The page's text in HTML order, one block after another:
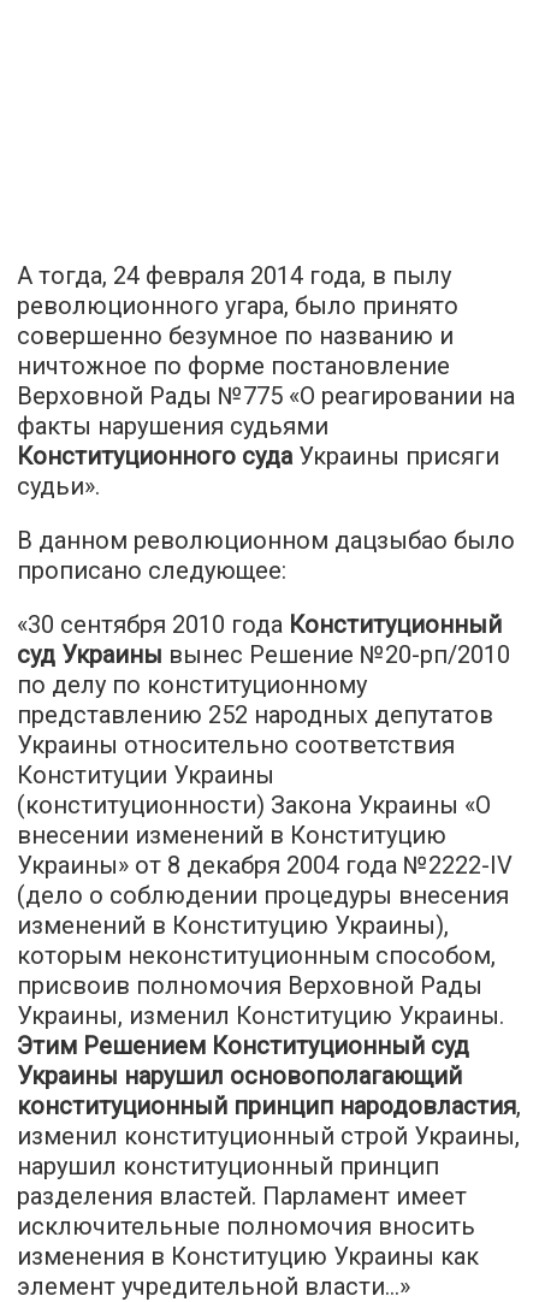
А тогда, 24 февраля 2014 года, в пылу
революционного угара, было принято
совершенно безумное по названию и
ничтожное по форме постановление
Верховной Рады №775 «О реагировании на
факты нарушения судьями
Конституционного судаУкраины присяги
судьи».
В данном революционном дацзыбао было
прописано следующее:
«30 сентября 2010 года Конституционный
суд Украины вынес Решение №20-рп/2010
по делу по конституционному
представлению 252 народных депутатов
Украины относительно соответствия
Конституции Украины
(конституционности) Закона Украины «О
внесении изменений в Конституцию
Украины» от 8 декабря 2004 года №2222-IV
(дело о соблюдении процедуры внесения
изменений в Конституцию Украины),
которым неконституционным способом,
присвоив полномочия Верховной Рады
Украины, изменил Конституцию Украины.
Этим Решением Конституционный суд
Украины нарушил основополагающий
конституционный принцип народовластия,
изменил конституционный строй Украины,
нарушил конституционный принцип
разделения властей. Парламент имеет
исключительные полномочия вносить
изменения в Конституцию Украины как
элемент учредительной власти...»